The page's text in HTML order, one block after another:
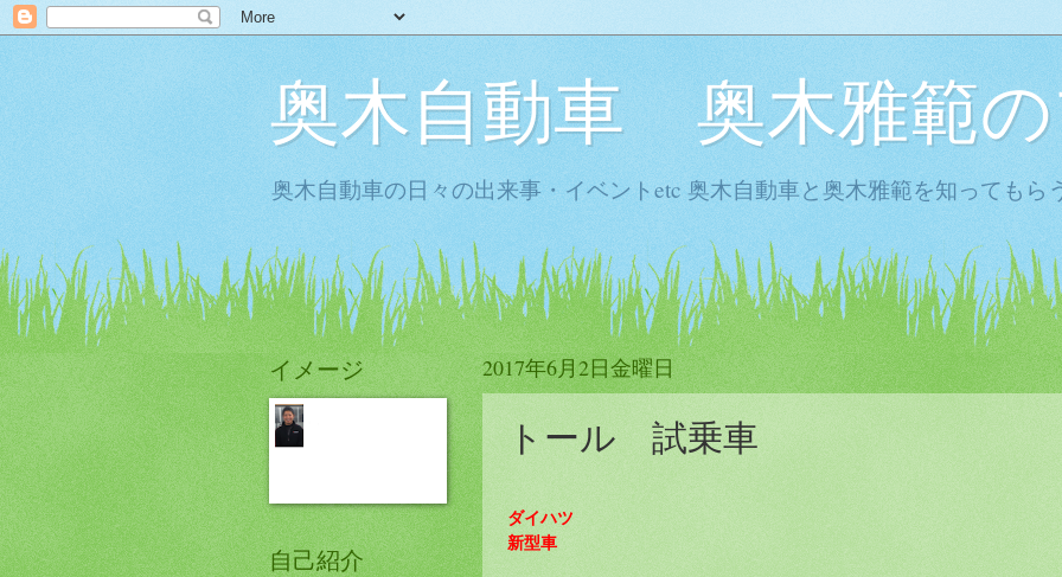
奥木自動車 奥木雅範
奥木自動車の日々の出来事・イベントetc 奥木自動車と奥木雅範を知ってもら
2017年6月2日金曜日
トール 試乗車
ダイハツ
新型車
イメージ
自己紹介